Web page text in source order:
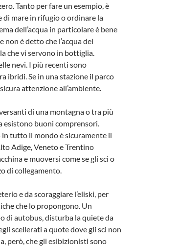
Tanto per fare un esempio, è
di mare in rifugio o ordinare la
dell’acqua in particolare è bene
non è detto che l’acqua del
che vi servono in bottiglia.
nevi. I più recenti sono
ibridi. Se in una stazione il parco
attenzione all’ambiente.
di una montagna o tra più
esistono buoni comprensori.
tutto il mondo è sicuramente il
Adige, Veneto e Trentino
e muoversi come se gli sci o
di collegamento.
e da scoraggiare l’eliski, per
che lo propongono. Un
di autobus, disturba la quiete da
scellerati a quote dove gli sci non
però, che gli esibizionisti sono